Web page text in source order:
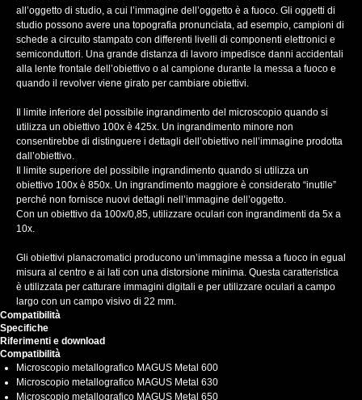
all’oggetto di studio, a cui l’immagine dell’oggetto è a fuoco. Gli oggetti di
studio possono avere una topografia pronunciata, ad esempio, campioni di
schede a circuito stampato con differenti livelli di componenti elettronici e
semiconduttori. Una grande distanza di lavoro impedisce danni accidentali
alla lente frontale dell’obiettivo o al campione durante la messa a fuoco e
quando il revolver viene girato per cambiare obiettivi.
Il limite inferiore del possibile ingrandimento del microscopio quando si
utilizza un obiettivo 100х è 425x. Un ingrandimento minore non
consentirebbe di distinguere i dettagli dell’obiettivo nell’immagine prodotta
dall’obiettivo.
Il limite superiore del possibile ingrandimento quando si utilizza un
obiettivo 100х è 850x. Un ingrandimento maggiore è considerato “inutile”
perché non fornisce nuovi dettagli nell’immagine dell’oggetto.
Con un obiettivo da 100x/0,85, utilizzare oculari con ingrandimenti da 5x a
10x.
Gli obiettivi planacromatici producono un’immagine messa a fuoco in egual
misura al centro e ai lati con una distorsione minima. Questa caratteristica
è utilizzata per catturare immagini digitali e per utilizzare oculari a campo
largo con un campo visivo di 22 mm.
Compatibilità
Specifiche
Riferimenti e download
Compatibilità
Microscopio metallografico MAGUS Metal 600
Microscopio metallografico MAGUS Metal 630
Microscopio metallografico MAGUS Metal 650